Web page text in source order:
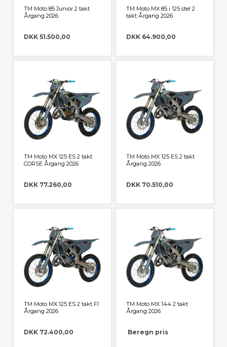
TM Moto 85 Junior 2 takt
Årgang 2026
DKK 51.500,00
TM Moto MX 85 i 125 stel 2
takt Årgang 2026
DKK 64.900,00
TM Moto MX 125 ES 2 takt
CORSE Årgang 2026
DKK 77.260,00
TM Moto MX 125 ES 2 takt
Årgang 2026
DKK 70.510,00
TM Moto MX 125 ES 2 takt FI
Årgang 2026
DKK 72.400,00
TM Moto MX 144 2 takt
Årgang 2026
Beregn pris